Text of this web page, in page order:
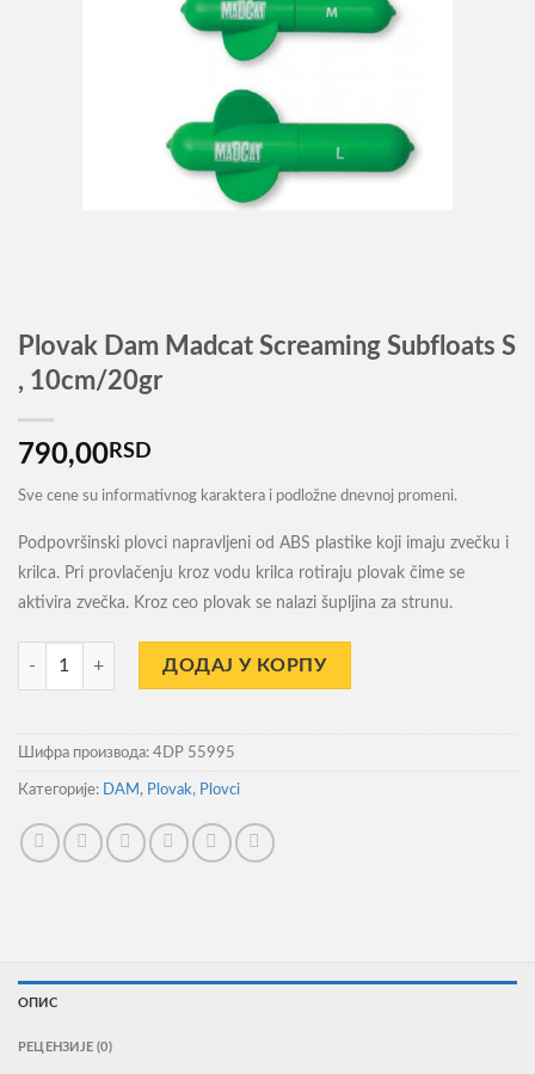
Plovak Dam Madcat Screaming Subfloats S
, 10cm/20gr
790,00RSD
Sve cene su informativnog karaktera i podložne dnevnoj promeni.
Podpovršinski plovci napravljeni od ABS plastike koji imaju zvečku i
krilca. Pri provlačenju kroz vodu krilca rotiraju plovak čime se
aktivira zvečka. Kroz ceo plovak se nalazi šupljina za strunu.
Plovak Dam Madcat Screaming Subfloats S , 10cm/20gr количина
ДОДАЈ У КОРПУ
Шифра производа: 4DP 55995
Категорије: DAM , Plovak, Plovci
ОПИС
РЕЦЕНЗИЈЕ (0)